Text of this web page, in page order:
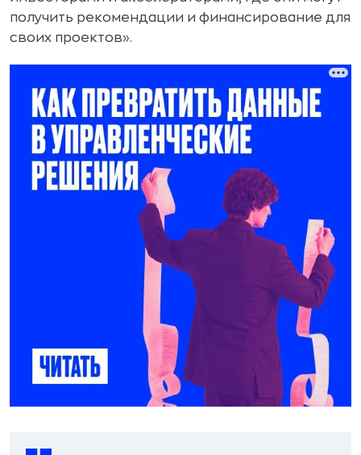
получить рекомендации и финансирование для
своих проектов».